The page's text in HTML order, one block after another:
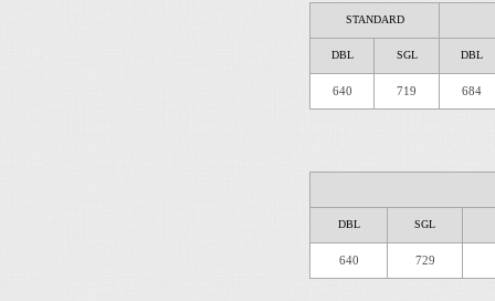
STANDARD
DBL SGL DBL
640 719 684
DBL SGL
640 729